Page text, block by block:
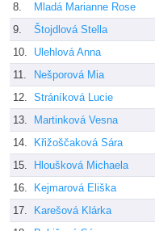
8.
Mladá Marianne Rose
9.
Štojdlová Stella
10.
Ulehlová Anna
11.
Nešporová Mia
12. Stráníková Lucie
13.
Martinková Vesna
14.
Křižoščaková Sára
15.
Hloušková Michaela
16.
Kejmarová Eliška
17.
Karešová Klárka